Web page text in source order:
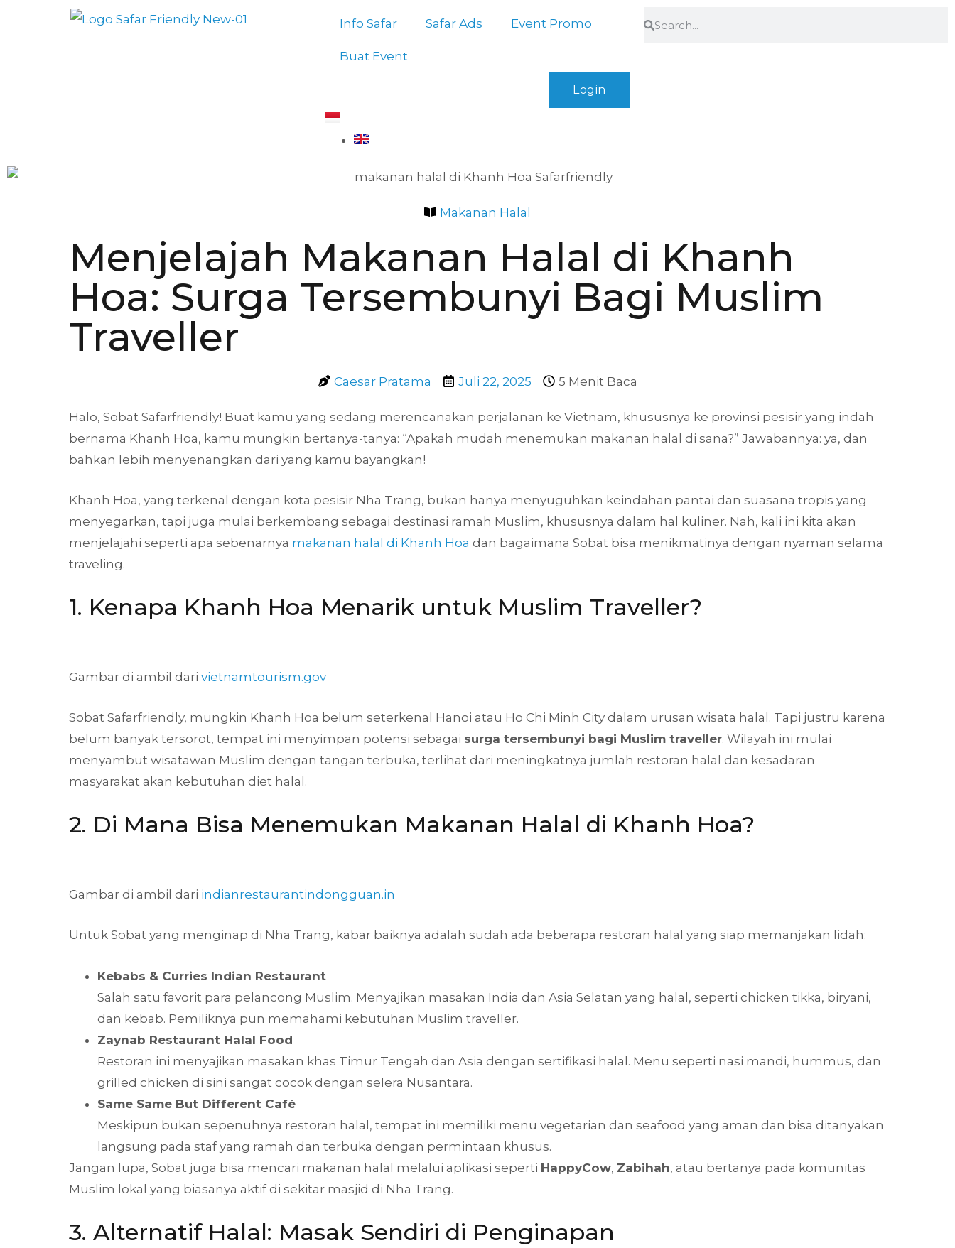
Info Safar Safar Ads Event Promo
Buat Event
Login
Makanan Halal
Menjelajah Makanan Halal di Khanh
Hoa: Surga Tersembunyi Bagi Muslim
Traveller
Caesar Pratama Juli 22, 2025 5 Menit Baca
Halo, Sobat Safarfriendly! Buat kamu yang sedang merencanakan perjalanan ke Vietnam, khususnya ke provinsi pesisir yang indah
bernama Khanh Hoa, kamu mungkin bertanya-tanya: “Apakah mudah menemukan makanan halal di sana?” Jawabannya: ya, dan
bahkan lebih menyenangkan dari yang kamu bayangkan!
Khanh Hoa, yang terkenal dengan kota pesisir Nha Trang, bukan hanya menyuguhkan keindahan pantai dan suasana tropis yang
menyegarkan, tapi juga mulai berkembang sebagai destinasi ramah Muslim, khususnya dalam hal kuliner. Nah, kali ini kita akan
menjelajahi seperti apa sebenarnya makanan halal di Khanh Hoa dan bagaimana Sobat bisa menikmatinya dengan nyaman selama
traveling.
1. Kenapa Khanh Hoa Menarik untuk Muslim Traveller?
Gambar di ambil dari vietnamtourism.gov
Sobat Safarfriendly, mungkin Khanh Hoa belum seterkenal Hanoi atau Ho Chi Minh City dalam urusan wisata halal. Tapi justru karena
belum banyak tersorot, tempat ini menyimpan potensi sebagai surga tersembunyi bagi Muslim traveller. Wilayah ini mulai
menyambut wisatawan Muslim dengan tangan terbuka, terlihat dari meningkatnya jumlah restoran halal dan kesadaran
masyarakat akan kebutuhan diet halal.
2. Di Mana Bisa Menemukan Makanan Halal di Khanh Hoa?
Gambar di ambil dari indianrestaurantindongguan.in
Untuk Sobat yang menginap di Nha Trang, kabar baiknya adalah sudah ada beberapa restoran halal yang siap memanjakan lidah:
Kebabs & Curries Indian Restaurant
Salah satu favorit para pelancong Muslim. Menyajikan masakan India dan Asia Selatan yang halal, seperti chicken tikka, biryani,
dan kebab. Pemiliknya pun memahami kebutuhan Muslim traveller.
Zaynab Restaurant Halal Food
Restoran ini menyajikan masakan khas Timur Tengah dan Asia dengan sertifikasi halal. Menu seperti nasi mandi, hummus, dan
grilled chicken di sini sangat cocok dengan selera Nusantara.
Same Same But Different Café
Meskipun bukan sepenuhnya restoran halal, tempat ini memiliki menu vegetarian dan seafood yang aman dan bisa ditanyakan
langsung pada staf yang ramah dan terbuka dengan permintaan khusus.
Jangan lupa, Sobat juga bisa mencari makanan halal melalui aplikasi seperti HappyCow, Zabihah, atau bertanya pada komunitas
Muslim lokal yang biasanya aktif di sekitar masjid di Nha Trang.
3. Alternatif Halal: Masak Sendiri di Penginapan